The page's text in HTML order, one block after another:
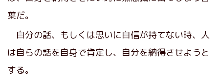
葉だ。
自分の話、もしくは思いに自信が持てない時、人
は自らの話を自身で肯定し、自分を納得させようと
する。